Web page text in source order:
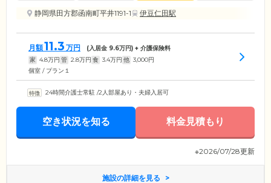
静岡県田方郡函南町平井1191-1
伊豆仁田駅
月額11.3 万円 (入居金 9.6万円) + 介護保険料
家 4.8万円 管 2.8万円 食 3.4万円 他 3,000円
個室 / プラン１
24時間介護士常駐 /2人部屋あり・夫婦入居可
空き状況を知る 料金見積もり
※2026/07/28更新
施設の詳細を見る